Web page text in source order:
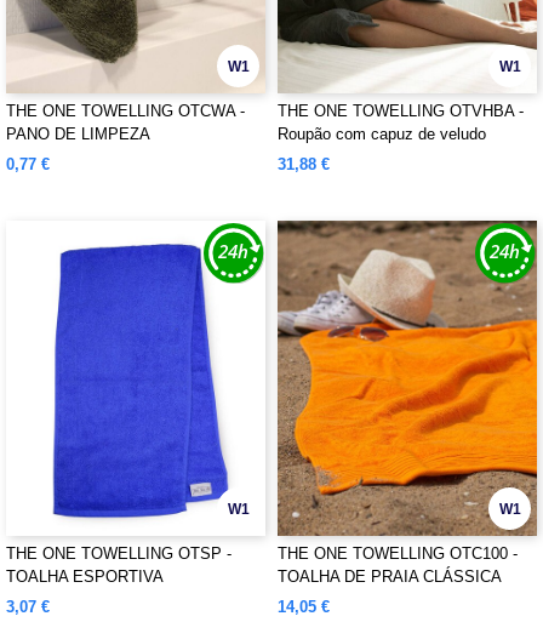
W1
THE ONE TOWELLING OTCWA -
PANO DE LIMPEZA
0,77 €
W1
THE ONE TOWELLING OTVHBA -
Roupão com capuz de veludo
31,88 €
W1
THE ONE TOWELLING OTSP -
TOALHA ESPORTIVA
3,07 €
W1
THE ONE TOWELLING OTC100 -
TOALHA DE PRAIA CLÁSSICA
14,05 €